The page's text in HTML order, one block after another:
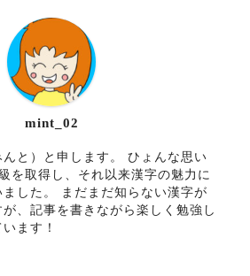
mint_02
と）と申します。 ひょんな思い
を取得し、それ以来漢字の魅力に
した。 まだまだ知らない漢字が
、記事を書きながら楽しく勉強し
ます！